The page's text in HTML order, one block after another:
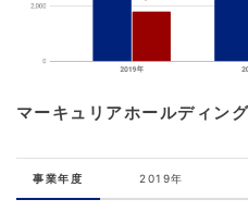
マーキュリアホールディン
事業年度 2019年